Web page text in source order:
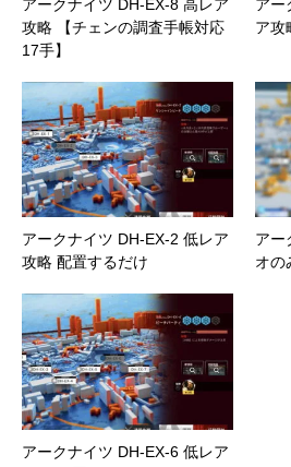
アークナイツ DH-EX-8 高レア
攻略 【チェンの調査手帳対応
17手】
アー
ア攻
アークナイツ DH-EX-2 低レア
攻略 配置するだけ
アー
オの
アークナイツ DH-EX-6 低レア